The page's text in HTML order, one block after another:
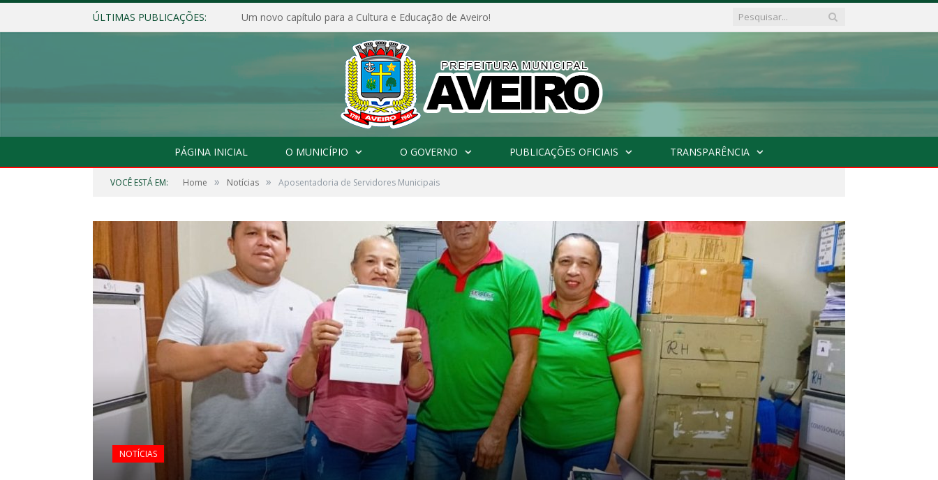
ÚLTIMAS PUBLICAÇÕES: Um novo capítulo para a Cultura e Educação de Aveiro!
PÁGINA INICIAL O MUNICÍPIO O GOVERNO PUBLICAÇÕES OFICIAIS TRANSPARÊNCIA
VOCÊ ESTÁ EM: Home » Notícias » Aposentadoria de Servidores Municipais
NOTÍCIAS